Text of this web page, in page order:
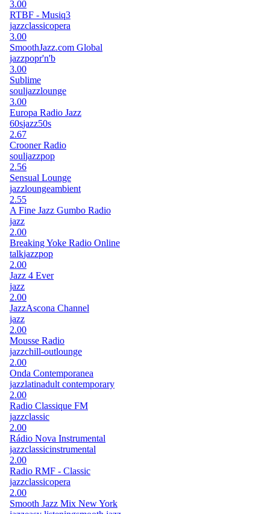
3.00
RTBF - Musiq3
jazzclassicopera
3.00
SmoothJazz.com Global
jazzpopr'n'b
3.00
Sublime
souljazzlounge
3.00
Europa Radio Jazz
60sjazz50s
2.67
Crooner Radio
souljazzpop
2.56
Sensual Lounge
jazzloungeambient
2.55
A Fine Jazz Gumbo Radio
jazz
2.00
Breaking Yoke Radio Online
talkjazzpop
2.00
Jazz 4 Ever
jazz
2.00
JazzAscona Channel
jazz
2.00
Mousse Radio
jazzchill-outlounge
2.00
Onda Contemporanea
jazzlatinadult contemporary
2.00
Radio Classique FM
jazzclassic
2.00
Rádio Nova Instrumental
jazzclassicinstrumental
2.00
Radio RMF - Classic
jazzclassicopera
2.00
Smooth Jazz Mix New York